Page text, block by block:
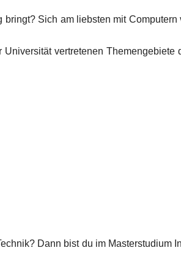
Sich am liebsten mit Computern
vertretenen Themengebiete
Dann bist du im Masterstudium